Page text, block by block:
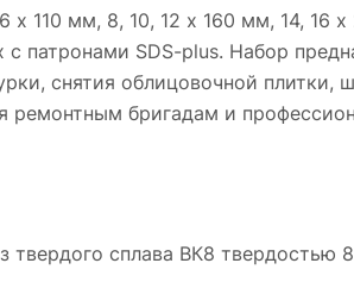
110 мм, 8, 10, 12 х 160 мм, 14,
патронами SDS-plus. Набор
снятия облицовочной
бригадам и
сплава ВК8 твердостью